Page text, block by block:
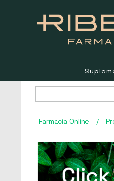
Farmacia Online /